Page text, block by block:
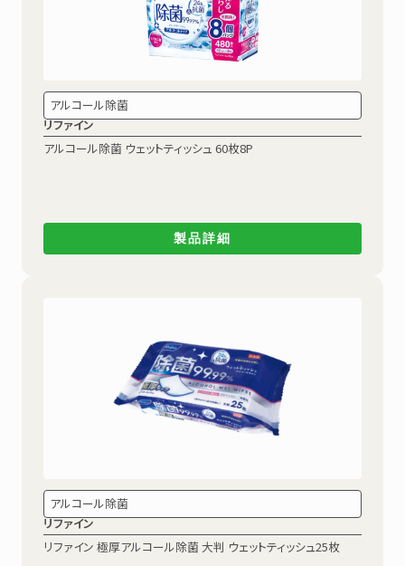
アルコール除菌
リファイン
アルコール除菌 ウェットティッシュ 60枚8P
製品詳細
アルコール除菌
リファイン
リファイン 極厚アルコール除菌 大判 ウェットティッシュ25枚